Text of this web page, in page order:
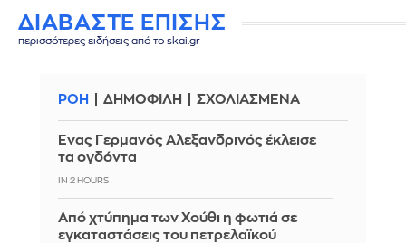
ΔΙΑΒΑΣΤΕ ΕΠΙΣΗΣ
περισσότερες ειδήσεις από το skai.gr
ΡΟΗ ΔΗΜΟΦΙΛΗ ΣΧΟΛΙΑΣΜΕΝΑ
Ένας Γερμανός Αλεξανδρινός έκλεισε
τα ογδόντα
IN 2 HOURS
Από χτύπημα των Χούθι η φωτιά σε
εγκαταστάσεις του πετρελαϊκού